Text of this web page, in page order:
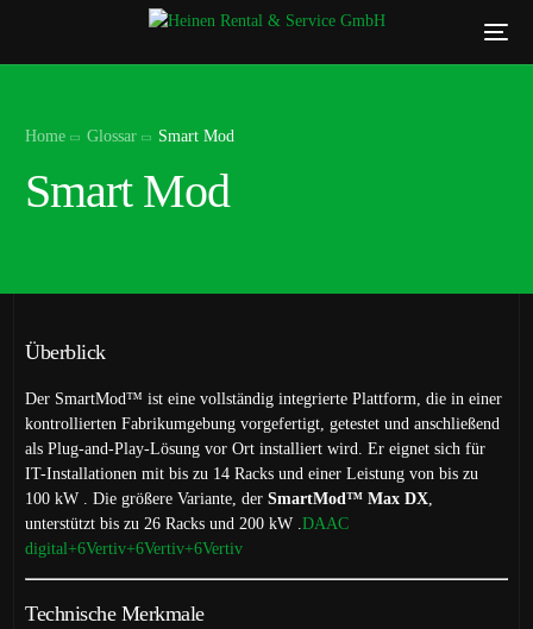
Home Glossar Smart Mod
Smart Mod
Überblick
Der SmartMod™ ist eine vollständig integrierte Plattform, die in einer
kontrollierten Fabrikumgebung vorgefertigt, getestet und anschließend
als Plug-and-Play-Lösung vor Ort installiert wird. Er eignet sich für
IT-Installationen mit bis zu 14 Racks und einer Leistung von bis zu
100 kW .Die größere Variante, derSmartMod™ Max DX,
unterstützt bis zu 26 Racks und 200 kW .DAAC
digital+6Vertiv+6Vertiv+6Vertiv
Technische Merkmale